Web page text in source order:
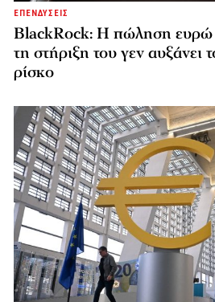
ΕΠΕΝΔΥΣΕΙΣ
BlackRock: Η πώληση ευρώ
τη στήριξη του γεν αυξάνει
ρίσκο